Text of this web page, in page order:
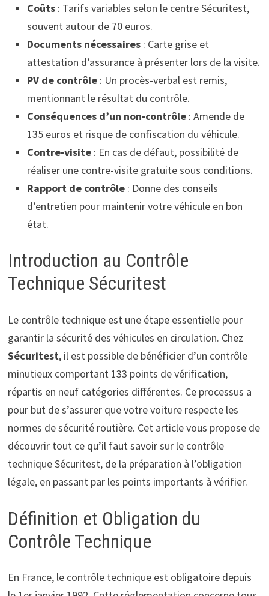
Coûts: Tarifs variables selon le centre Sécuritest,
souvent autour de 70 euros.
Documents nécessaires: Carte grise et
attestation d’assurance à présenter lors de la visite.
PV de contrôle: Un procès-verbal est remis,
mentionnant le résultat du contrôle.
Conséquences d’un non-contrôle: Amende de
135 euros et risque de confiscation du véhicule.
Contre-visite: En cas de défaut, possibilité de
réaliser une contre-visite gratuite sous conditions.
Rapport de contrôle: Donne des conseils
d’entretien pour maintenir votre véhicule en bon
état.
Introduction au Contrôle
Technique Sécuritest
Le contrôle technique est une étape essentielle pour
garantir la sécurité des véhicules en circulation. Chez
Sécuritest, il est possible de bénéficier d’un contrôle
minutieux comportant 133 points de vérification,
répartis en neuf catégories différentes. Ce processus a
pour but de s’assurer que votre voiture respecte les
normes de sécurité routière. Cet article vous propose de
découvrir tout ce qu’il faut savoir sur le contrôle
technique Sécuritest, de la préparation à l’obligation
légale, en passant par les points importants à vérifier.
Définition et Obligation du
Contrôle Technique
En France, le contrôle technique est obligatoire depuis